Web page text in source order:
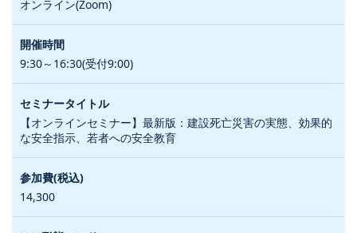
オンライン(Zoom)
9:30～16:30(受付9:00)
【オンラインセミナー】最新版：建設死亡災害の実態、効果的
な安全指示、若者への安全教育
14,300